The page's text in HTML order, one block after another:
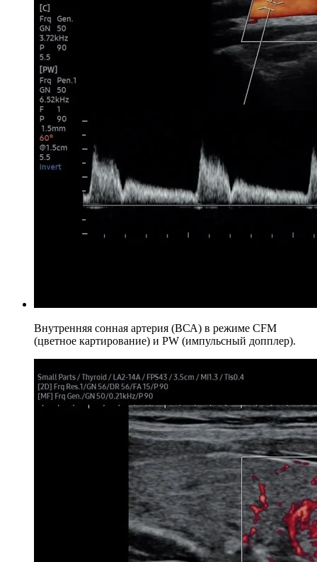
Внутренняя сонная артерия (ВСА) в режиме CFM
(цветное картирование) и PW (импульсный допплер).